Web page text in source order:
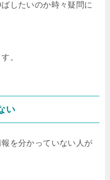
したいのか時々疑問に
。
い
を分かっていない人が